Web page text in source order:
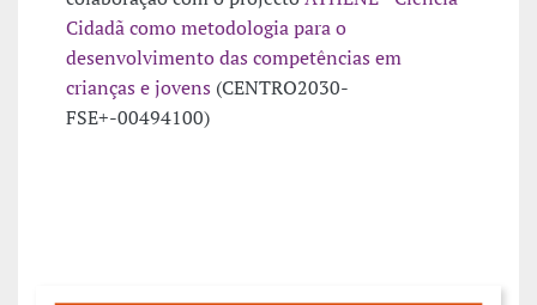
Cidadã como metodologia para o
desenvolvimento das competências em
crianças e jovens (CENTRO2030-
FSE+-00494100)